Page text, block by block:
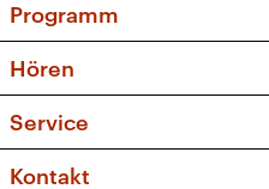
Programm
Sendungen und
Musikliste
Kakadu – Das
Hören
Frequenzen (UKW +
Service
FAQ
Kontakt